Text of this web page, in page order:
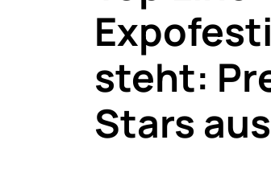
steht:
Stars